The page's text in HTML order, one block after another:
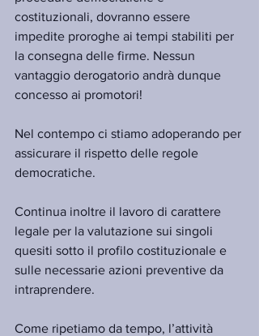
costituzionali, dovranno essere
impedite proroghe ai tempi stabiliti per
la consegna delle firme. Nessun
vantaggio derogatorio andrà dunque
concesso ai promotori!
Nel contempo ci stiamo adoperando per
assicurare il rispetto delle regole
democratiche.
Continua inoltre il lavoro di carattere
legale per la valutazione sui singoli
quesiti sotto il profilo costituzionale e
sulle necessarie azioni preventive da
intraprendere.
Come ripetiamo da tempo, l’attività